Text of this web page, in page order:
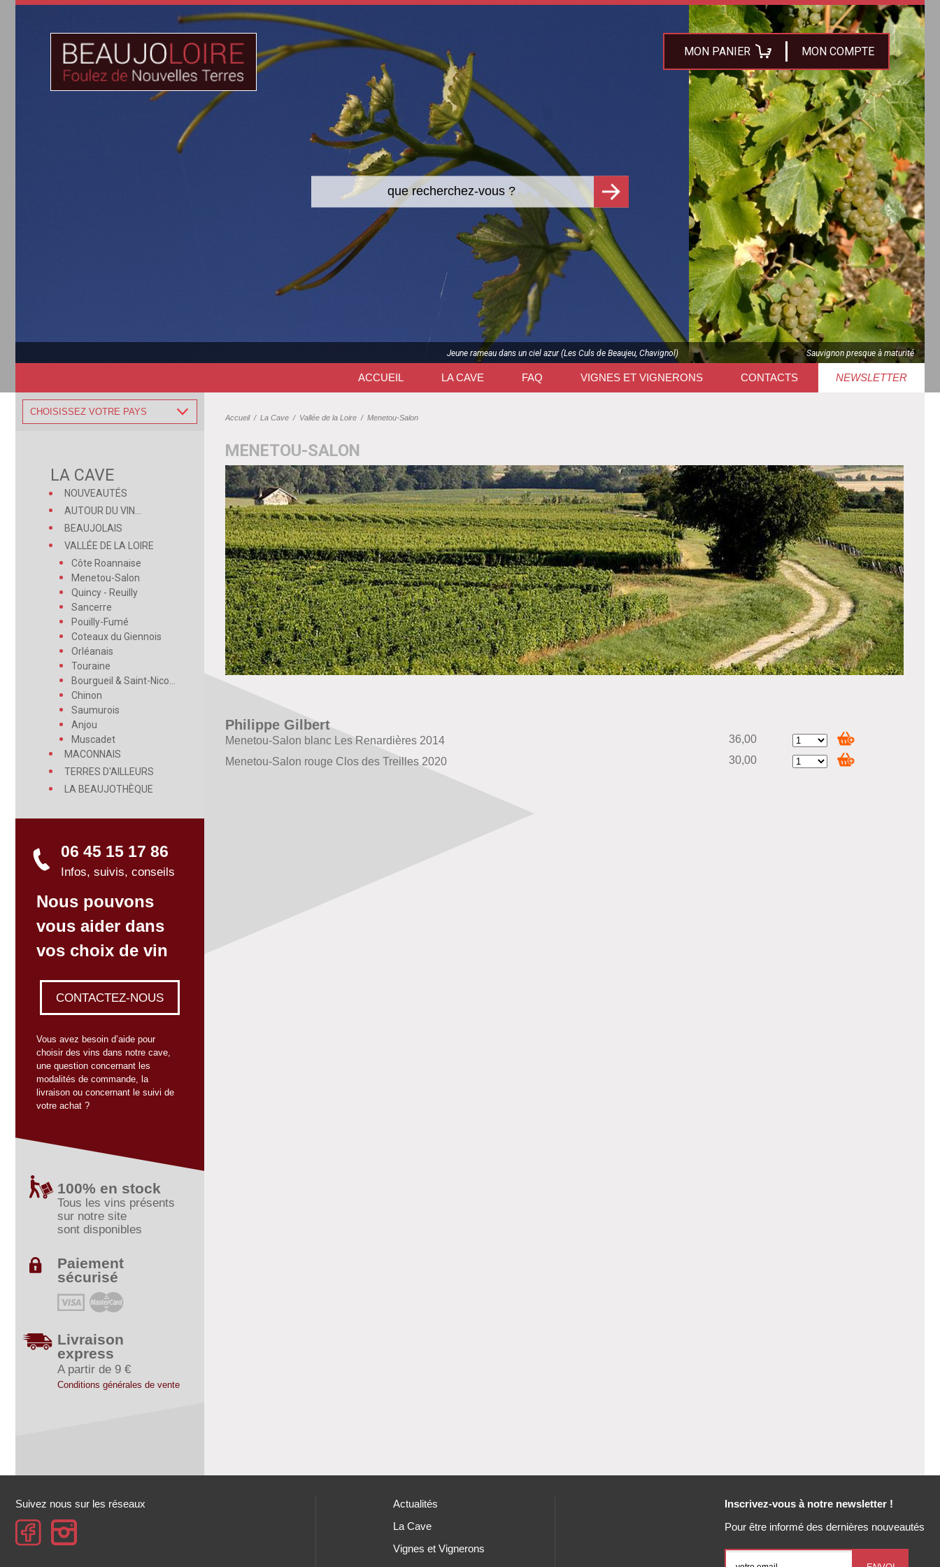
MON PANIER MON COMPTE
Jeune rameau dans un ciel azur (Les Culs de Beaujeu, Chavignol) Sauvignon presque à maturité
ACCUEIL LA CAVE FAQ VIGNES ET VIGNERONS CONTACTS NEWSLETTER
CHOISISSEZ VOTRE PAYS
LA CAVE
NOUVEAUTÉS
AUTOUR DU VIN...
BEAUJOLAIS
VALLÉE DE LA LOIRE
Côte Roannaise
Menetou-Salon
Quincy - Reuilly
Sancerre
Pouilly-Fumé
Coteaux du Giennois
Orléanais
Touraine
Bourgueil & Saint-Nicolas
Chinon
Saumurois
Anjou
Muscadet
MACONNAIS
TERRES D'AILLEURS
LA BEAUJOTHÈQUE
06 45 15 17 86
Infos, suivis, conseils
Nous pouvons
vous aider dans
vos choix de vin
CONTACTEZ-NOUS
Vous avez besoin d’aide pour
choisir des vins dans notre cave,
une question concernant les
modalités de commande, la
livraison ou concernant le suivi de
votre achat ?
100% en stock
Tous les vins présents
sur notre site
sont disponibles
Paiement
sécurisé
Livraison
express
A partir de 9 €
Conditions générales de vente
Accueil/ La Cave / Vallée de la Loire / Menetou-Salon
MENETOU-SALON
Philippe Gilbert
Menetou-Salon blanc Les Renardières 2014
36,00
Menetou-Salon rouge Clos des Treilles 2020
30,00
Actualités
La Cave
Vignes et Vignerons
Suivez nous sur les réseaux
Inscrivez-vous à notre newsletter !
Pour être informé des dernières nouveautés